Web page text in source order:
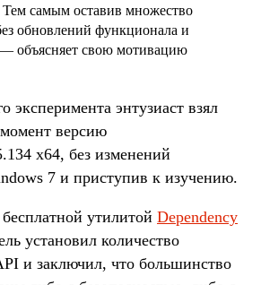
Тем самым оставив множество
обновлений функционала и
— объясняет свою мотивацию
эксперимента энтузиаст взял
версию
x64, без изменений
7 и приступив к изучению.
утилитой Dependency
установил количество
и заключил, что большинство